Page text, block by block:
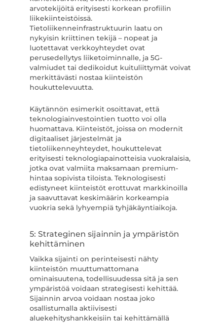
arvotekijöitä erityisesti korkean profiilin
liikekiinteistöissä.
Tietoliikenneinfrastruktuurin laatu on
nykyisin kriittinen tekijä – nopeat ja
luotettavat verkkoyhteydet ovat
perusedellytys liiketoiminnalle, ja 5G-
valmiudet tai dedikoidut kuituliittymät voivat
merkittävästi nostaa kiinteistön
houkuttelevuutta.
Käytännön esimerkit osoittavat, että
teknologiainvestointien tuotto voi olla
huomattava. Kiinteistöt, joissa on modernit
digitaaliset järjestelmät ja
tietoliikenneyhteydet, houkuttelevat
erityisesti teknologiapainotteisia vuokralaisia,
jotka ovat valmiita maksamaan premium-
hintaa sopivista tiloista. Teknologisesti
edistyneet kiinteistöt erottuvat markkinoilla
ja saavuttavat keskimäärin korkeampia
vuokria sekä lyhyempiä tyhjäkäyntiaikoja.
5: Strateginen sijainnin ja ympäristön
kehittäminen
Vaikka sijainti on perinteisesti nähty
kiinteistön muuttumattomana
ominaisuutena, todellisuudessa sitä ja sen
ympäristöä voidaan strategisesti kehittää.
Sijainnin arvoa voidaan nostaa joko
osallistumalla aktiivisesti
aluekehityshankkeisiin tai kehittämällä